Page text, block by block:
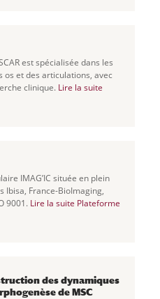
est spécialisée dans les
os et des articulations, avec
clinique. Lire la suite
IMAG’IC située en plein
Ibisa, France-BioImaging,
9001. Lire la suite Plateforme
des dynamiques
de MSC